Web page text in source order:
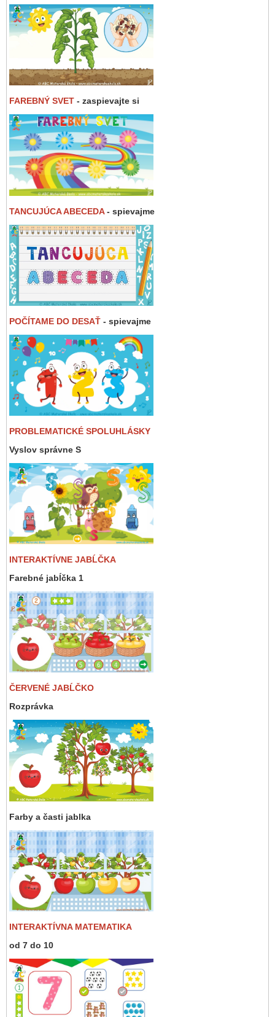
FAREBNÝ SVET - zaspievajte si
TANCUJÚCA ABECEDA- spievajme
POČÍTAME DO DESAŤ - spievajme
PROBLEMATICKÉ SPOLUHLÁSKY
Vyslov správne S
INTERAKTÍVNE JABĹČKA
Farebné jabĺčka 1
ČERVENÉ JABĹČKO
Rozprávka
Farby a časti jablka
INTERAKTÍVNA MATEMATIKA
od 7 do 10